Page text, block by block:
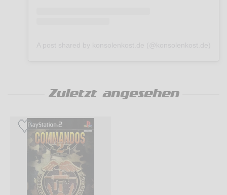
Zuletzt angesehen